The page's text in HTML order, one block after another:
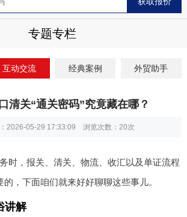
专题专栏
互动交流 经典案例 外贸助手
清关“通关密码”究竟藏在哪？
2026-05-29 17:33:09 浏览次数： 20次
时，报关、清关、物流、收汇以及单证流程
，下面咱们就来好好聊聊这些事儿。
讲解